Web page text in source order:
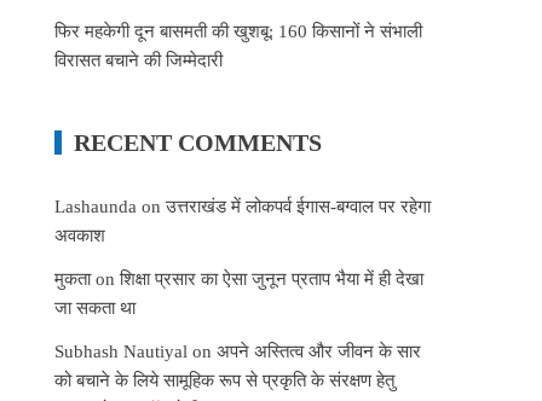
फिर महकेगी दून बासमती की खुशबू: 160 किसानों ने संभाली
विरासत बचाने की जिम्मेदारी
RECENT COMMENTS
Lashaunda onउत्तराखंड में लोकपर्व ईगास-बग्वाल पर रहेगा
अवकाश
मुकताonशिक्षा प्रसार का ऐसा जुनून प्रताप भैया में ही देखा
जा सकता था
Subhash Nautiyal onअपने अस्तित्व और जीवन के सार
को बचाने के लिये सामूहिक रूप से प्रकृति के संरक्षण हेतु